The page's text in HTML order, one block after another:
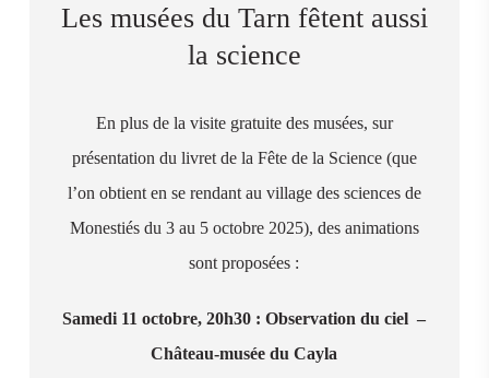
Les musées du Tarn fêtent aussi
la science
En plus de la visite gratuite des musées, sur
présentation du livret de la Fête de la Science (que
l’on obtient en se rendant au village des sciences de
Monestiés du 3 au 5 octobre 2025), des animations
sont proposées :
Samedi 11 octobre, 20h30 : Observation du ciel –
Château-musée du Cayla